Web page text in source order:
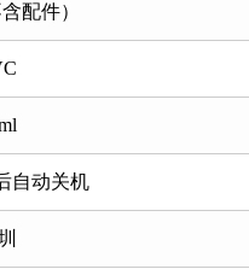
配件）
自动关机